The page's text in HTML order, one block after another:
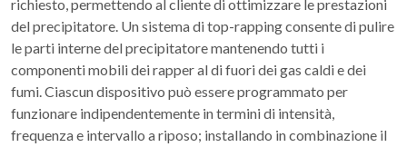
richiesto, permettendo al cliente di ottimizzare le prestazioni
del precipitatore. Un sistema di top-rapping consente di pulire
le parti interne del precipitatore mantenendo tutti i
componenti mobili dei rapper al di fuori dei gas caldi e dei
fumi. Ciascun dispositivo può essere programmato per
funzionare indipendentemente in termini di intensità,
frequenza e intervallo a riposo; installando in combinazione il